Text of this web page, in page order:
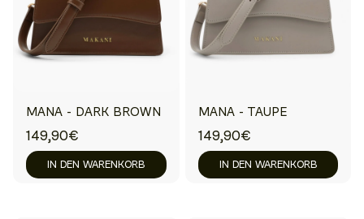
MANA - DARK BROWN
149,90€
IN DEN WARENKORB
MANA - TAUPE
149,90€
IN DEN WARENKORB